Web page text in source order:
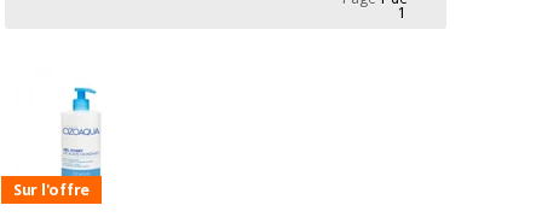
Outlet
Médecine
traditionnelle
chinoise
Mobilier
Offres
équipement
médical
1
Sur l'offre